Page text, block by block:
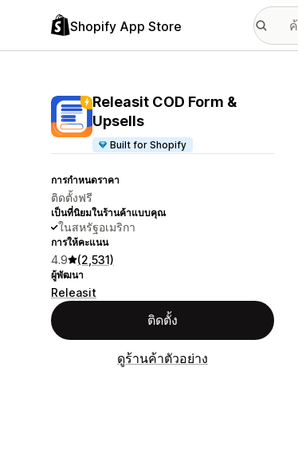
Shopify App Store
Releasit COD Form &
Upsells
Built for Shopify
การกำหนดราคา
ติดตั้งฟรี
เป็นที่นิยมในร้านค้าแบบคุณ
ในสหรัฐอเมริกา
การให้คะแนน
4.9 (2,531)
ผู้พัฒนา
Releasit
ติดตั้ง
ดูร้านค้าตัวอย่าง